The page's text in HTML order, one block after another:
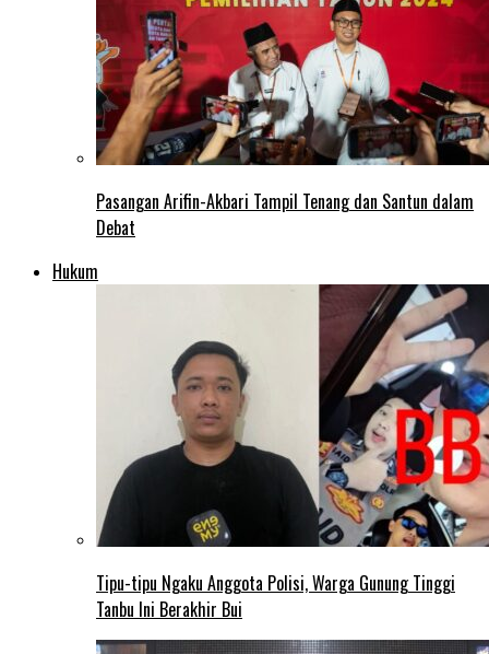
Pasangan Arifin-Akbari Tampil Tenang dan Santun dalam
Debat
Hukum
Tipu-tipu Ngaku Anggota Polisi, Warga Gunung Tinggi
Tanbu Ini Berakhir Bui